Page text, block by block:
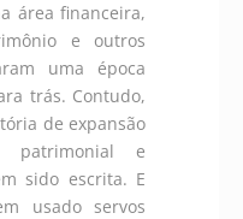
área financeira,
e outros
uma época
trás. Contudo,
de expansão
patrimonial e
sido escrita. E
usado servos